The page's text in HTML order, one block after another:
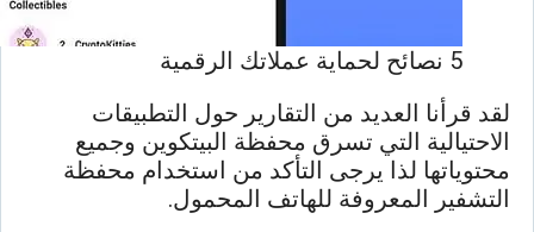
5 نصائح لحماية عملاتك الرقمية
لقد قرأنا العديد من التقارير حول التطبيقات
الاحتيالية التي تسرق محفظة البيتكوين وجميع
محتوياتها لذا يرجى التأكد من استخدام محفظة
التشفير المعروفة للهاتف المحمول.